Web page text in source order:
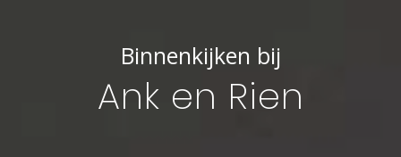
Binnenkijken bij
Ank en Rien